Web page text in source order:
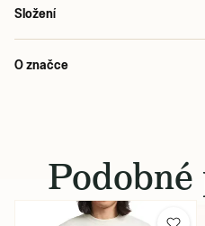
Složení
O značce